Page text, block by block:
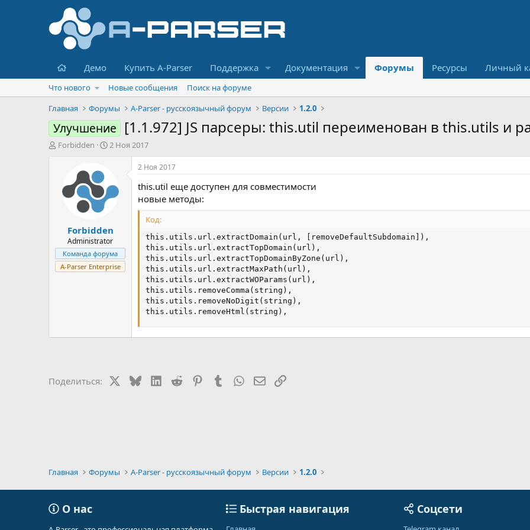
Главная
Демо Купить A-Parser Поддержка Документация Форумы Ресурсы Личный
Что нового Новые сообщения
Поиск на форуме
Главная
Форумы A-Parser - русскоязычный форум Версии 1.2.0
Улучшение [1.1.972] JS парсеры: this.util переименован в this.utils и
А
Forbidden
Д
н
а
л
а
2 Ноя 2017
Forbidden
Administrator
Команда форума
A-Parser Enterprise
2 Ноя 2017
this.util еще доступен для совместимости
новые методы:
Код:
this.utils.url.extractDomain(url, [removeDefaultSubdomain]),
this.utils.url.extractTopDomain(url),
this.utils.url.extractTopDomainByZone(url),
this.utils.url.extractMaxPath(url),
this.utils.url.extractWOParams(url),
this.utils.removeComma(string),
this.utils.removeNoDigit(string),
this.utils.removeHtml(string),
Поделиться: BlueskyLinkedIn
Reddit PinterestTumblrWhatsAppЭлектронная почта
Ссылка
Главная Форумы A-Parser - русскоязычный форум Версии 1.2.0
О нас Быстрая навигация Соцсети